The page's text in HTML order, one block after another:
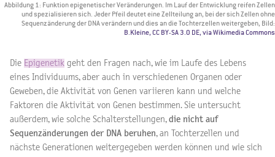
Abbildung 1: Funktion epigenetischer Veränderungen. Im Lauf der Entwicklung reifen Zellen
und spezialisieren sich. Jeder Pfeil deutet eine Zellteilung an, bei der sich Zellen ohne
Sequenzänderung der DNA verändern und dies an die Tochterzellen weitergeben, Bild:
B.Kleine, CC BY-SA 3.0 DE, via Wikimedia Commons
Die Epigenetik geht den Fragen nach, wie im Laufe des Lebens
eines Individuums, aber auch in verschiedenen Organen oder
Geweben, die Aktivität von Genen variieren kann und welche
Faktoren die Aktivität von Genen bestimmen. Sie untersucht
außerdem, wie solche Schalterstellungen, die nicht auf
Sequenzänderungen der DNA beruhen, an Tochterzellen und
nächste Generationen weitergegeben werden können und wie sich